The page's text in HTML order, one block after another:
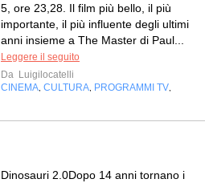
5, ore 23,28. Il film più bello, il più
importante, il più influente degli ultimi
anni insieme a The Master di Paul...
Leggere il seguito
Da Luigilocatelli
CINEMA, CULTURA, PROGRAMMI TV,
Dinosauri 2.0Dopo 14 anni tornano i